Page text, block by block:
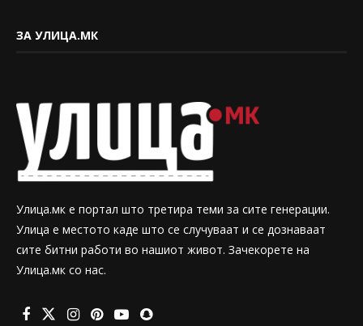
ЗА УЛИЦА.МК
Улица.мк е портал што третира теми за сите генерации.
Улица е местото каде што се случуваат и се дознаваат
сите битни работи во нашиот живот. Зачекорете на
Улица.мк со нас.